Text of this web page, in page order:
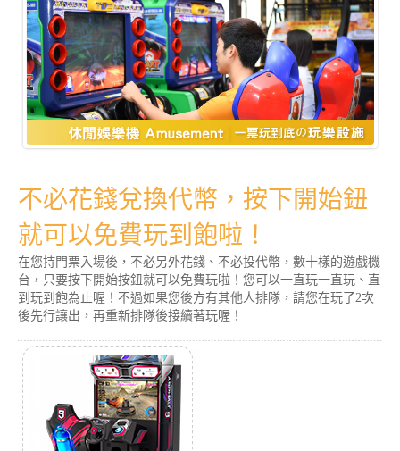
不必花錢兌換代幣，按下開始鈕
就可以免費玩到飽啦！
在您持門票入場後，不必另外花錢、不必投代幣，數十樣的遊戲機
台，只要按下開始按鈕就可以免費玩啦！您可以一直玩一直玩、直
到玩到飽為止喔！不過如果您後方有其他人排隊，請您在玩了2次
後先行讓出，再重新排隊後接續著玩喔！